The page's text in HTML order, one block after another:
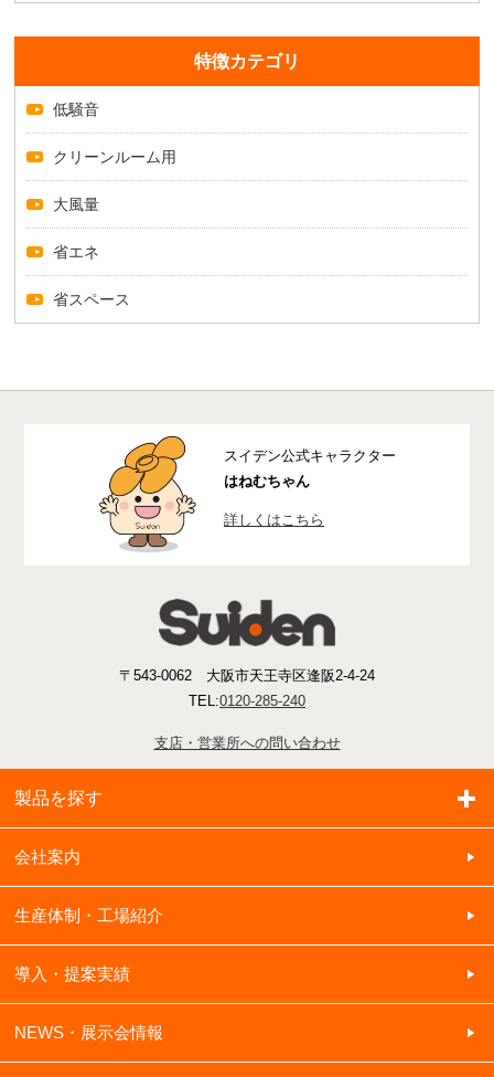
特徴カテゴリ
低騒音
クリーンルーム用
大風量
省エネ
省スペース
スイデン公式キャラクター
はねむちゃん
詳しくはこちら
〒543-0062 大阪市天王寺区逢阪2-4-24
TEL:0120-285-240
支店・営業所への問い合わせ
製品を探す
会社案内
生産体制・工場紹介
導入・提案実績
NEWS・展示会情報